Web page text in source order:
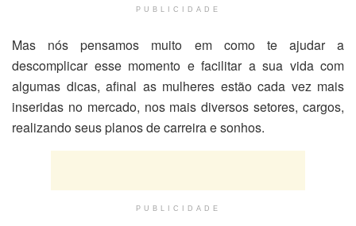
PUBLICIDADE
Mas nós pensamos muito em como te ajudar a
descomplicar esse momento e facilitar a sua vida com
algumas dicas, afinal as mulheres estão cada vez mais
inseridas no mercado, nos mais diversos setores, cargos,
realizando seus planos de carreira e sonhos.
PUBLICIDADE